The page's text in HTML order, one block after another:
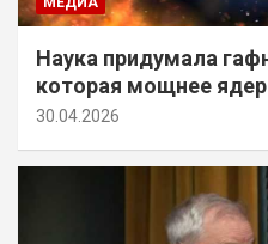
Наука придумала
которая мощнее
30.04.2026